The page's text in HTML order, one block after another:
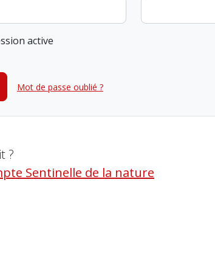
active
Mot de passe oublié ?
?
Sentinelle de la nature